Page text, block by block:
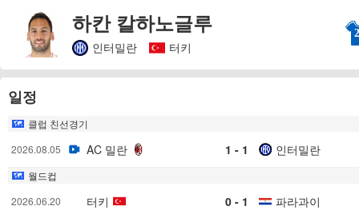
하칸 칼하노글루
인터밀란 터키
일정
클럽 친선경기
2026.08.05
AC 밀란 1 - 1 인터밀란
월드컵
2026.06.20
터키 0 - 1 파라과이